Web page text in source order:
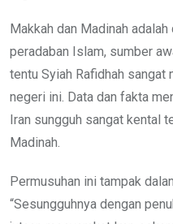
Makkah dan Madinah
peradaban Islam, sumber
tentu Syiah Rafidhah sangat
negeri ini. Data dan fakta
Iran sungguh sangat kental
Madinah.
Permusuhan ini tampak
“Sesungguhnya dengan